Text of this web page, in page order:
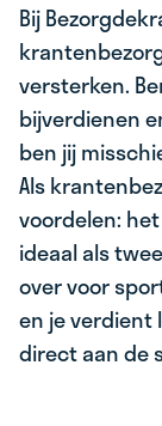
Bij
versterken.
bijverdienen
ben jij
Als
voordelen:
ideaal als
over voor
en je verdient
direct aan de